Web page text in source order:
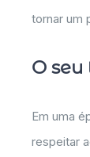
tornar um
O
Em uma
respeitar